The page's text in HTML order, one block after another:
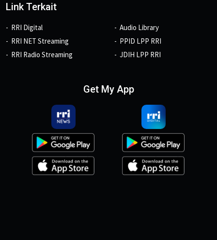
Link Terkait
RRI Digital
RRI NET Streaming
RRI Radio Streaming
Audio Library
PPID LPP RRI
JDIH LPP RRI
Get My App